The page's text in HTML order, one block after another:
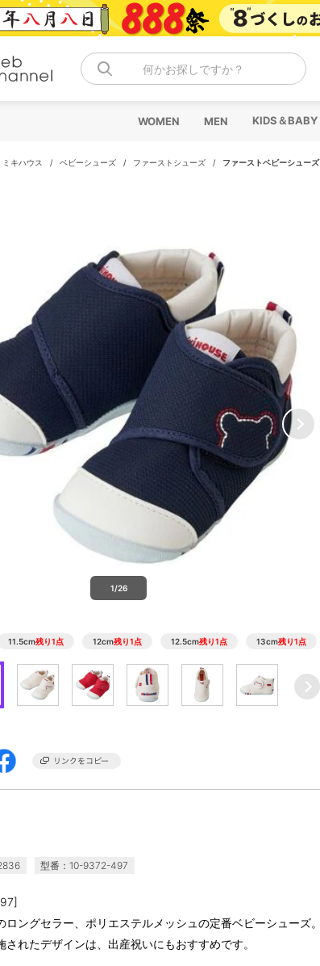
何かお探しですか？
WOMEN MEN KIDS＆BABY
ミキハウス / ベビーシューズ / ファーストシューズ / ファーストベビーシューズ
1/26
11.5cm残り1点 12cm残り1点 12.5cm残り1点 13cm残り1点
型番：10-9372-497
ロングセラー、ポリエステルメッシュの定番ベビーシューズ。
されたデザインは、出産祝いにもおすすめです。